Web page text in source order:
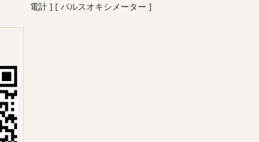
電計 ] [ パルスオキシメーター ]